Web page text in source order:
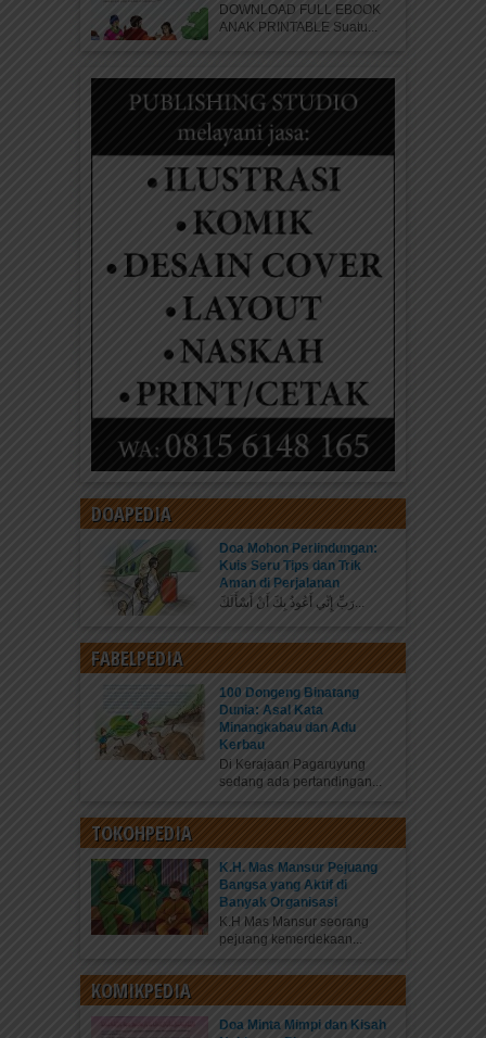
DOWNLOAD FULL EBOOK
ANAK PRINTABLE Suatu...
DOAPEDIA
Doa Mohon Perlindungan:
Kuis Seru Tips dan Trik
Aman di Perjalanan
رَبِّ إِنِّي أَعُوذُ بِكَ أَنْ أَسْأَلَكَ...
FABELPEDIA
100 Dongeng Binatang
Dunia: Asal Kata
Minangkabau dan Adu
Kerbau
Di Kerajaan Pagaruyung
sedang ada pertandingan...
TOKOHPEDIA
K.H. Mas Mansur Pejuang
Bangsa yang Aktif di
Banyak Organisasi
K.H Mas Mansur seorang
pejuang kemerdekaan...
KOMIKPEDIA
Doa Minta Mimpi dan Kisah